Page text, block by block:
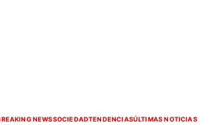
NEWSSOCIEDADTENDENCIASÚLTIMAS NOTICIAS